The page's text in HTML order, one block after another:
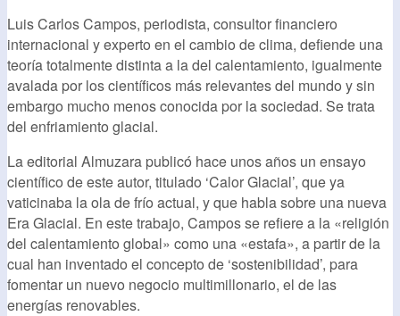
Luis Carlos Campos, periodista, consultor financiero
internacional y experto en el cambio de clima, defiende una
teoría totalmente distinta a la del calentamiento, igualmente
avalada por los científicos más relevantes del mundo y sin
embargo mucho menos conocida por la sociedad. Se trata
del enfriamiento glacial.
La editorial Almuzara publicó hace unos años un ensayo
científico de este autor, titulado ‘Calor Glacial’, que ya
vaticinaba la ola de frío actual, y que habla sobre una nueva
Era Glacial. En este trabajo, Campos se refiere a la «religión
del calentamiento global» como una «estafa», a partir de la
cual han inventado el concepto de ‘sostenibilidad’, para
fomentar un nuevo negocio multimillonario, el de las
energías renovables.